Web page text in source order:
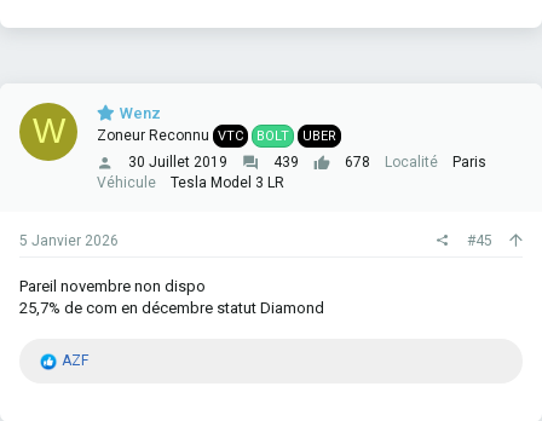
s
:
W Wenz
Zoneur Reconnu VTC BOLT UBER
30 Juillet 2019 439 678 Localité
Paris
Véhicule
Tesla Model 3 LR
5 Janvier 2026 #45
Pareil novembre non dispo
25,7% de com en décembre statut Diamond
R
AZF